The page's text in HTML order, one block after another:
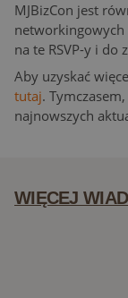
MJBizCon jest
networkingowych
na te RSVP-y i do
Aby uzyskać
tutaj.
najnowszych
WIĘCEJ